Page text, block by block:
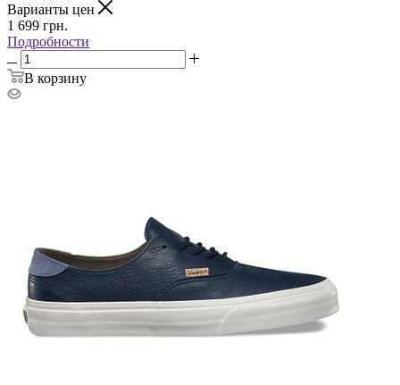
Варианты цен
1 699 грн.
Подробности
В корзину